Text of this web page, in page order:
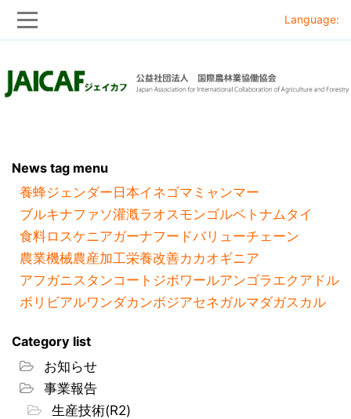
to
to
Language:
News tag menu
養蜂ジェンダー 日本イネゴマ ミャンマー
ブルキナファソ灌漑ラオスモンゴルベトナムタイ
食料ロスケニアガーナフードバリューチェーン
農業機械農産加工栄養改善カカオギニア
アフガニスタンコートジボワールアンゴラ エクアドル
ボリビアルワンダカンボジアセネガルマダガスカル
Category list
お知らせ
事業報告
生産技術(R2)